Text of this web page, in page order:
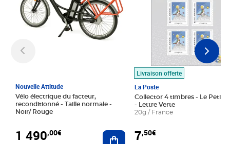
Nouvelle Attitude
Vélo électrique du facteur,
reconditionné - Taille normale -
Noir/ Rouge
1 490,00€ Ajouter au panier
Livraison offerte
La Poste
Collector 4 timbres - Le Petit
- Lettre Verte
20g / France
7,50€